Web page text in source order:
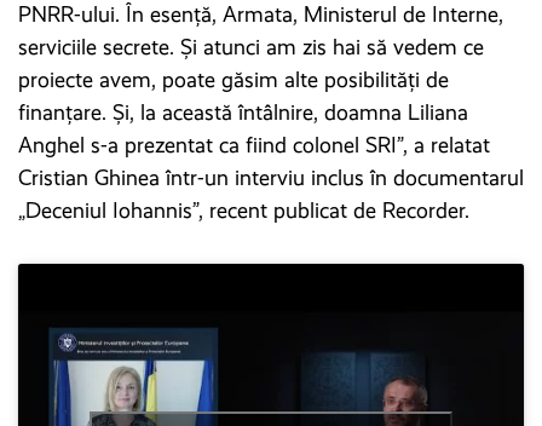
PNRR-ului. În esență, Armata, Ministerul de Interne,
serviciile secrete. Și atunci am zis hai să vedem ce
proiecte avem, poate găsim alte posibilități de
finanțare. Și, la această întâlnire, doamna Liliana
Anghel s-a prezentat ca fiind colonel SRI”, a relatat
Cristian Ghinea într-un interviu inclus în documentarul
„Deceniul Iohannis”, recent publicat de Recorder.